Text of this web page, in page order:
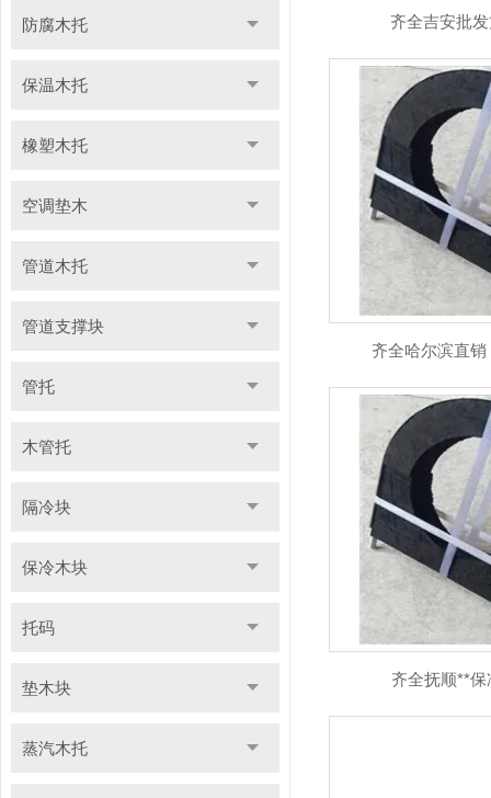
防腐木托
保温木托
橡塑木托
空调垫木
管道木托
管道支撑块
管托
木管托
隔冷块
保冷木块
托码
垫木块
蒸汽木托
齐全吉安批
齐全哈尔滨直
齐全抚顺**